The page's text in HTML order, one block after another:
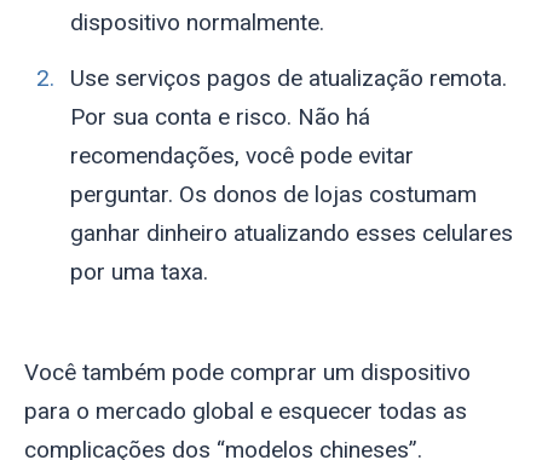
dispositivo normalmente.
Use serviços pagos de atualização remota.
Por sua conta e risco. Não há
recomendações, você pode evitar
perguntar. Os donos de lojas costumam
ganhar dinheiro atualizando esses celulares
por uma taxa.
Você também pode comprar um dispositivo
para o mercado global e esquecer todas as
complicações dos “modelos chineses”.